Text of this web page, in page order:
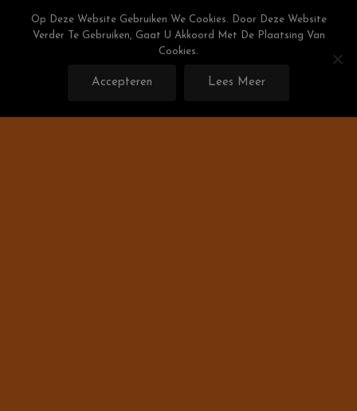
Weight Watchers Puntenlijst
Gratis De Weight Watchers Punten Berekenen!
Op Deze Website Gebruiken We Cookies. Door Deze Website
Verder Te Gebruiken, Gaat U Akkoord Met De Plaatsing Van
Cookies.
Accepteren Lees Meer